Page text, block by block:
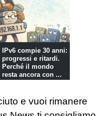
IPv6 compie 30 anni:
progressi e ritardi.
Perché il mondo
resta ancora con ...
e vuoi rimanere